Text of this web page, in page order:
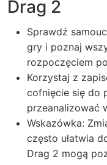
Drag 2
Sprawdź
gry i poznaj
rozpoczęciem
Korzystaj z
cofnięcie się do
przeanalizować
Wskazówka:
często ułatwia
Drag 2 mogą